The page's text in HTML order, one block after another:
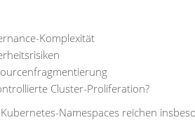
Komplexität
Cluster-Proliferation?
Kubernetes-Namespaces reichen